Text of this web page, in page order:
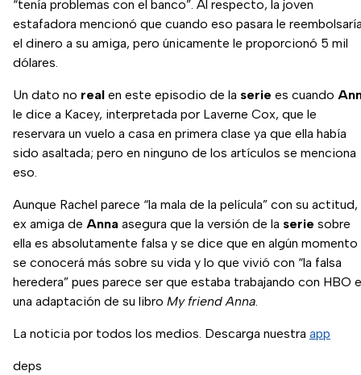
“tenía problemas con el banco”. Al respecto, la joven
estafadora mencionó que cuando eso pasara le
el dinero a su amiga, pero únicamente le proporcionó 5 mil
dólares.
Un dato no real en este episodio de la serie es cuando
le dice a Kacey, interpretada por Laverne Cox, que le
reservara un vuelo a casa en primera clase ya que ella había
sido asaltada; pero en ninguno de los artículos se menciona
eso.
Aunque Rachel parece “la mala de la película” con su actitud,
ex amiga de Anna asegura que la versión de la serie sobre
ella es absolutamente falsa y se dice que en algún momento
se conocerá más sobre su vida y lo que vivió con “la falsa
heredera” pues parece ser que estaba trabajando con HBO
una adaptación de su libro My friend Anna.
La noticia por todos los medios. Descarga nuestra app
deps